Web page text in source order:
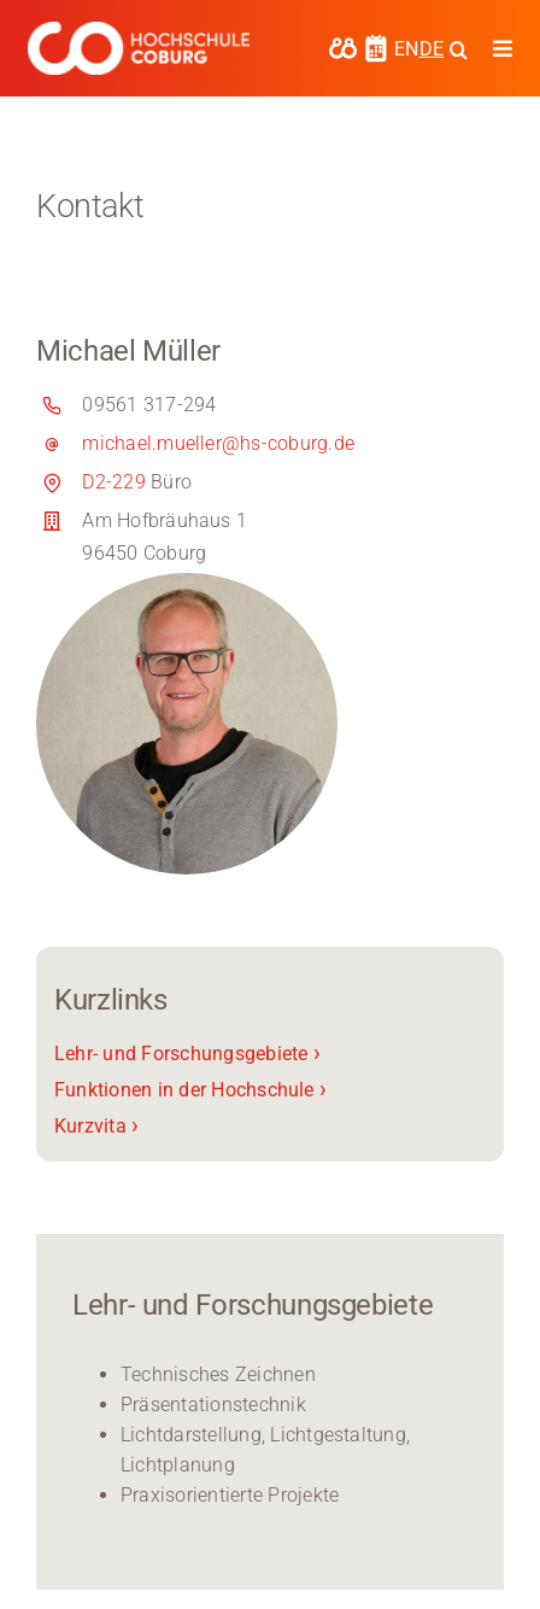
Inhalt
springen
ENDE
Regionalentwicklung
Entdecke die Region
Informationen für …
Kontakt
Medien
Stellenangebote
News
Veranstaltungen
Kontakt
Michael Müller
09561 317-294
michael.mueller@hs-coburg.de
D2-229 Büro
Am Hofbräuhaus 1
96450 Coburg
Kurzlinks
Lehr- und Forschungsgebiete ›
Funktionen in der Hochschule ›
Kurzvita ›
Lehr- und Forschungsgebiete
Technisches Zeichnen
Präsentationstechnik
Lichtdarstellung, Lichtgestaltung,
Lichtplanung
Praxisorientierte Projekte